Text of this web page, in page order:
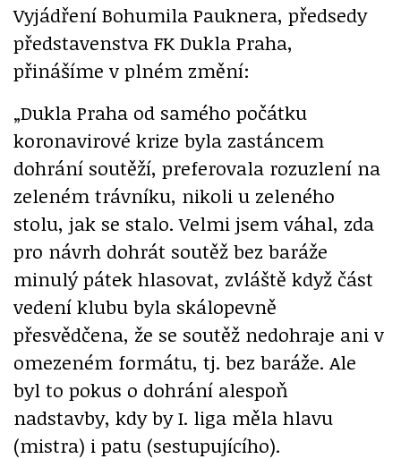
Vyjádření Bohumila Pauknera, předsedy
představenstva FK Dukla Praha,
přinášíme v plném změní:
„Dukla Praha od samého počátku
koronavirové krize byla zastáncem
dohrání soutěží, preferovala rozuzlení na
zeleném trávníku, nikoli u zeleného
stolu, jak se stalo. Velmi jsem váhal, zda
pro návrh dohrát soutěž bez baráže
minulý pátek hlasovat, zvláště když část
vedení klubu byla skálopevně
přesvědčena, že se soutěž nedohraje ani v
omezeném formátu, tj. bez baráže. Ale
byl to pokus o dohrání alespoň
nadstavby, kdy by I. liga měla hlavu
(mistra) i patu (sestupujícího).